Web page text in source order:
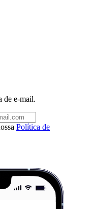
de e-mail.
Política de